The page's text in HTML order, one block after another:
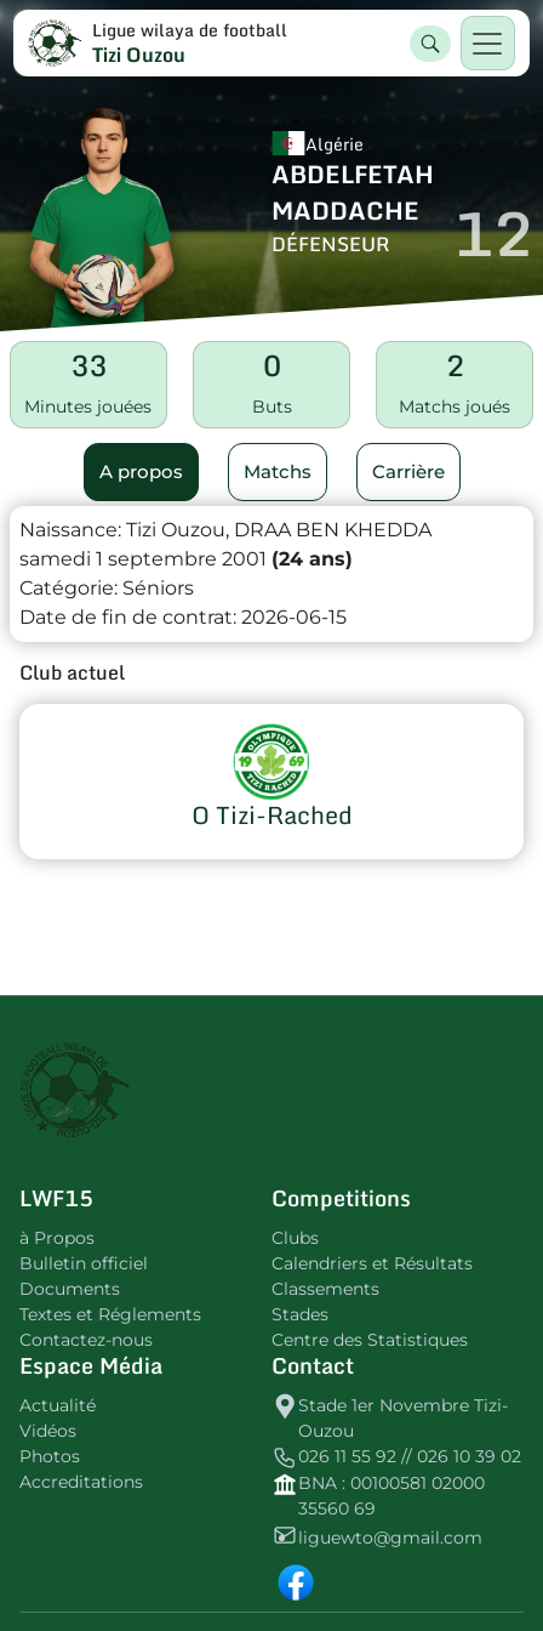
Ligue wilaya de football
Tizi Ouzou
Algérie
ABDELFETAH
MADDACHE
DÉFENSEUR 12
33
Minutes jouées
0
Buts
2
Matchs joués
A propos Matchs Carrière
Naissance: Tizi Ouzou, DRAA BEN KHEDDA
samedi 1 septembre 2001 (24 ans)
Catégorie: Séniors
Date de fin de contrat: 2026-06-15
Club actuel
O Tizi-Rached
LWF15
à Propos
Bulletin officiel
Documents
Textes et Réglements
Contactez-nous
Competitions
Clubs
Calendriers et Résultats
Classements
Stades
Centre des Statistiques
Espace Média
Actualité
Vidéos
Photos
Accreditations
Contact
Stade 1er Novembre Tizi-
Ouzou
026 11 55 92 // 026 10 39 02
BNA : 00100581 02000
35560 69
liguewto@gmail.com